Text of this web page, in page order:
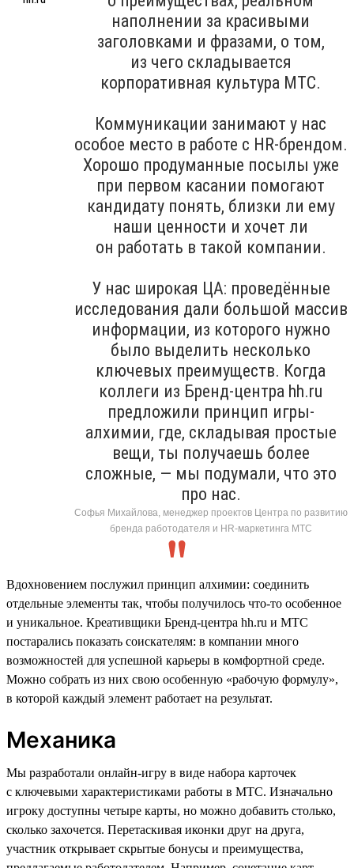
наполнении за красивыми
заголовками и фразами, о том,
из чего складывается
корпоративная культура МТС.
Коммуникации занимают у нас
особое место в работе с HR-брендом.
Хорошо продуманные посылы уже
при первом касании помогают
кандидату понять, близки ли ему
наши ценности и хочет ли
он работать в такой компании.
У нас широкая ЦА: проведённые
исследования дали большой массив
информации, из которого нужно
было выделить несколько
ключевых преимуществ. Когда
коллеги из Бренд-центра hh.ru
предложили принцип игры-
алхимии, где, складывая простые
вещи, ты получаешь более
сложные, — мы подумали, что это
про нас.
Софья Михайлова, менеджер проектов Центра по развитию
бренда работодателя и HR-маркетинга МТС
Вдохновением послужил принцип алхимии: соединить
отдельные элементы так, чтобы получилось что-то особенное
и уникальное. Креативщики Бренд-центра hh.ru и МТС
постарались показать соискателям: в компании много
возможностей для успешной карьеры в комфортной среде.
Можно собрать из них свою особенную «рабочую формулу»,
в которой каждый элемент работает на результат.
Механика
Мы разработали онлайн-игру в виде набора карточек
с ключевыми характеристиками работы в МТС. Изначально
игроку доступны четыре карты, но можно добавить столько,
сколько захочется. Перетаскивая иконки друг на друга,
участник открывает скрытые бонусы и преимущества,